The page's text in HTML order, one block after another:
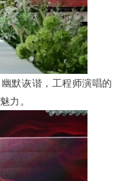
默诙谐，工程师演唱
力。